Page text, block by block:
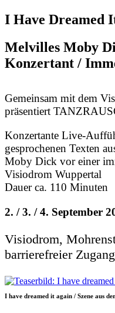
I Have Dreamed
Melvilles Moby
Konzertant /
Gemeinsam mit dem
präsentiert
Konzertante Live-
gesprochenen Texten
Moby Dick vor einer
Visiodrom Wuppertal
Dauer ca. 110 Minuten
2. / 3. / 4. September
Visiodrom,
barrierefreier
I have dreamed it again / Szene aus